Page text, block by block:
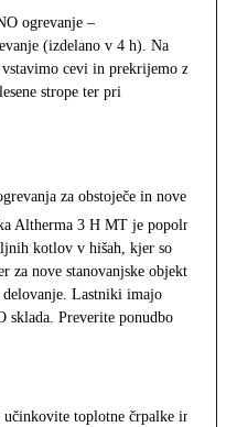
ogrevanje –
(izdelano v 4 h). Na
cevi in prekrijemo z
strope ter pri
za obstoječe in nove
Altherma 3 H MT je popolna
kotlov v hišah, kjer so
za nove stanovanjske objekte.
Lastniki imajo
sklada. Preverite ponudbo
toplotne črpalke in